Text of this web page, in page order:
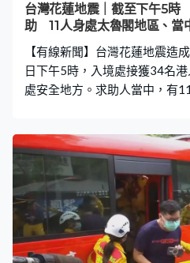
支援花蓮縣的救援隊伍，其他
而嚴重傾斜的天王星大樓，拆
展開拆卸工程後不斷有餘震，
掉落，評估過後認為非常危險
構和支撐點等，周六凌晨1時多
需時約兩星期。 截至下午5時
助，已確認相關港人身處安全
港人已全部離開受影響區域，
聯繫。
台灣花蓮地震｜截至下午5
助 11人身處太魯閣地區、當
【有線新聞】台灣花蓮地震造
日下午5時，入境處接獲34名
處安全地方。求助人當中，有
門、旅遊業監管局及旅遊業議
事態發展及按求助人意願提供
的香港居民如需協助，可致電
小組」的24小時求助熱線，電
「入境處流動應用程式」以網
使用 1868 聊天機械人；發送
熱線；發送信息至1868 微信